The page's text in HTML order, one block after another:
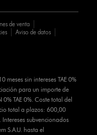
de venta
Aviso de datos
meses sin intereses TAE 0%
para un importe de
TAE 0%. Coste total del
total a plazos: 600,00
subvencionados
S.A.U. hasta el